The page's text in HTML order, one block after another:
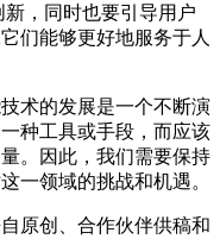
，同时也要引导用户
们能够更好地服务于人
术的发展是一个不断演
种工具或手段，而应该
。因此，我们需要保持
一领域的挑战和机遇。
原创、合作伙伴供稿和